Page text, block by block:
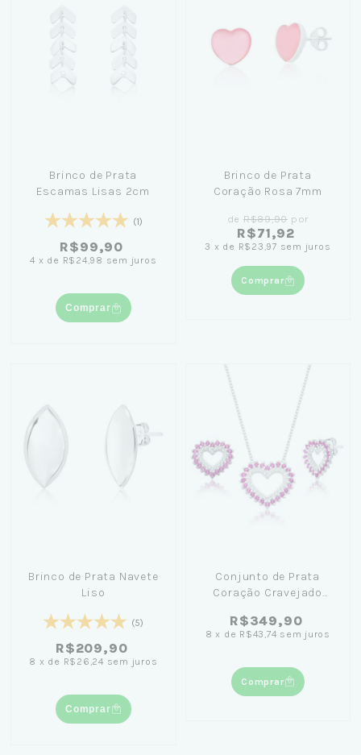
Brinco de Prata
Escamas Lisas 2cm
(1)
R$99,90
4 x de R$24,98 sem juros
Comprar
Brinco de Prata
Coração Rosa 7mm
de R$89,90 por
R$71,92
3 x de R$23,97 sem juros
Comprar
Brinco de Prata Navete
Liso
(5)
R$209,90
8 x de R$26,24 sem juros
Comprar
Conjunto de Prata
Coração Cravejado
R$349,90
8 x de R$43,74 sem juros
Comprar